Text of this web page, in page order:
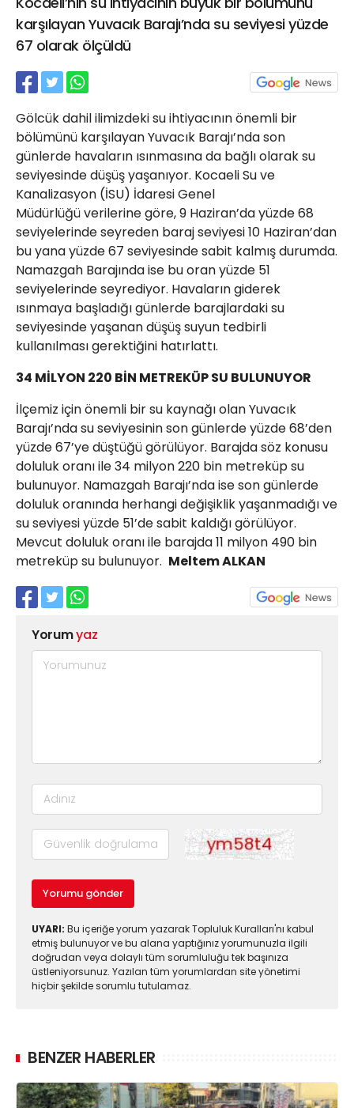
karşılayan Yuvacık Barajı’nda su seviyesi yüzde
67 olarak ölçüldü
Gölcük dahil ilimizdeki su ihtiyacının önemli bir
bölümünü karşılayan Yuvacık Barajı’nda son
günlerde havaların ısınmasına da bağlı olarak su
seviyesinde düşüş yaşanıyor. Kocaeli Su ve
Kanalizasyon (İSU) İdaresi Genel
Müdürlüğü verilerine göre, 9 Haziran’da yüzde 68
seviyelerinde seyreden baraj seviyesi 10 Haziran’dan
bu yana yüzde 67 seviyesinde sabit kalmış durumda.
Namazgah Barajında ise bu oran yüzde 51
seviyelerinde seyrediyor. Havaların giderek
ısınmaya başladığı günlerde barajlardaki su
seviyesinde yaşanan düşüş suyun tedbirli
kullanılması gerektiğini hatırlattı.
34 MİLYON 220 BİN METREKÜP SU BULUNUYOR
İlçemiz için önemli bir su kaynağı olan Yuvacık
Barajı’nda su seviyesinin son günlerde yüzde 68’den
yüzde 67’ye düştüğü görülüyor. Barajda söz konusu
doluluk oranı ile 34 milyon 220 bin metreküp su
bulunuyor. Namazgah Barajı’nda ise son günlerde
doluluk oranında herhangi değişiklik yaşanmadığı ve
su seviyesi yüzde 51’de sabit kaldığı görülüyor.
Mevcut doluluk oranı ile barajda 11 milyon 490 bin
metreküp su bulunuyor. Meltem ALKAN
Yorumyaz
Yorumu gönder
UYARI: Bu içeriğe yorum yazarak Topluluk Kuralları'nı kabul
etmiş bulunuyor ve bu alana yaptığınız yorumunuzla ilgili
doğrudan veya dolaylı tüm sorumluluğu tek başınıza
üstleniyorsunuz. Yazılan tüm yorumlardan site yönetimi
hiçbir şekilde sorumlu tutulamaz.
BENZER HABERLER
21 Gölcük
02624132333